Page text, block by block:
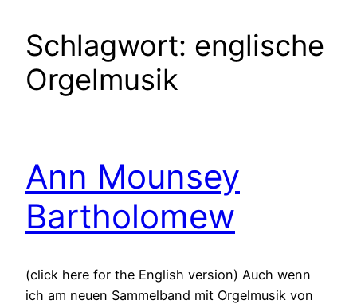
Schlagwort: englische
Orgelmusik
Ann Mounsey
Bartholomew
(click here for the English version) Auch wenn
ich am neuen Sammelband mit Orgelmusik von